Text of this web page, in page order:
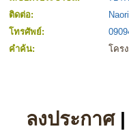
ติดต่อ:
โทรศัพย์:
คำค้น:
โคร
ลงประกาศ|